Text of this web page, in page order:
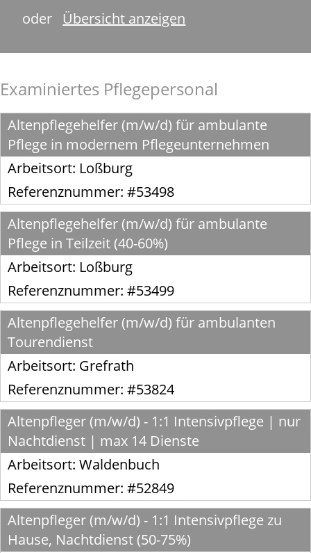
oder Übersicht anzeigen
Examiniertes Pflegepersonal
Altenpflegehelfer (m/w/d) für ambulante
Pflege in modernem Pflegeunternehmen
Arbeitsort: Loßburg
Referenznummer: #53498
Altenpflegehelfer (m/w/d) für ambulante
Pflege in Teilzeit (40-60%)
Arbeitsort: Loßburg
Referenznummer: #53499
Altenpflegehelfer (m/w/d) für ambulanten
Tourendienst
Arbeitsort: Grefrath
Referenznummer: #53824
Altenpfleger (m/w/d) - 1:1 Intensivpflege | nur
Nachtdienst | max 14 Dienste
Arbeitsort: Waldenbuch
Referenznummer: #52849
Altenpfleger (m/w/d) - 1:1 Intensivpflege zu
Hause, Nachtdienst (50-75%)